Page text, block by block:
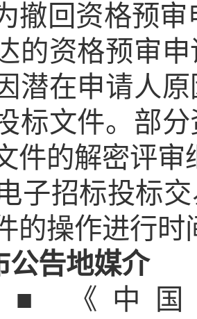
撤回资格预
的资格预审
潜在申请人
标文件。部
件的解密评审
子招标投标
的操作进行
公告地媒介
■ 《中国